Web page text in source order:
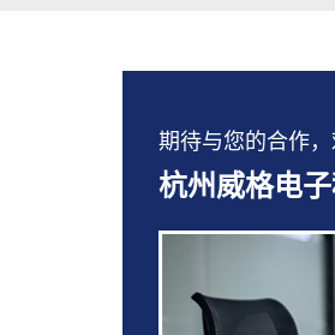
期待与您的合作，
杭州威格电